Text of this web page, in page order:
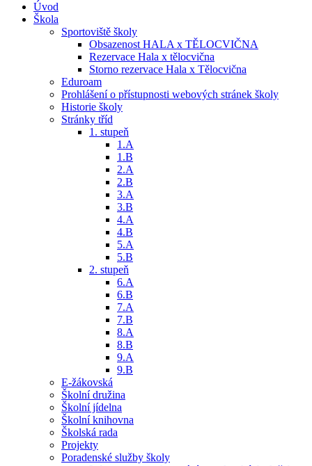
Úvod
Škola
Sportoviště školy
Obsazenost HALA x TĚLOCVIČNA
Rezervace Hala x tělocvična
Storno rezervace Hala x Tělocvična
Eduroam
Prohlášení o přístupnosti webových stránek školy
Historie školy
Stránky tříd
1. stupeň
1.A
1.B
2.A
2.B
3.A
3.B
4.A
4.B
5.A
5.B
2. stupeň
6.A
6.B
7.A
7.B
8.A
8.B
9.A
9.B
E-žákovská
Školní družina
Školní jídelna
Školní knihovna
Školská rada
Projekty
Poradenské služby školy